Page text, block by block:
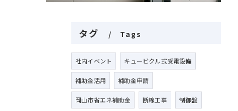
タグ Tags
社内イベント キュービクル式受電設備
補助金活用 補助金申請
岡山市省エネ補助金 断線工事 制御盤